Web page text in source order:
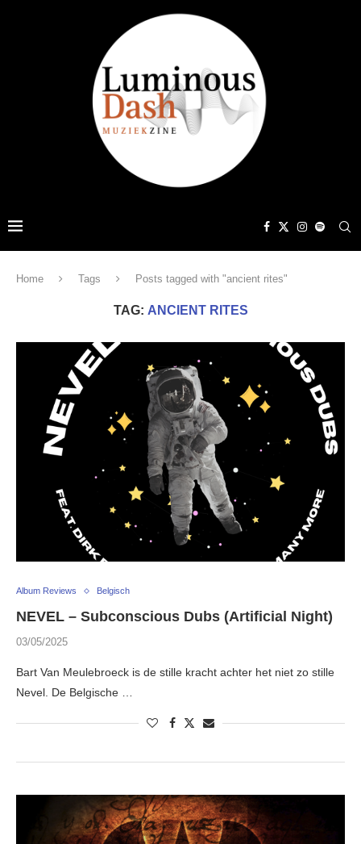
Home Tags Posts tagged with "ancient rites"
TAG: ANCIENT RITES
Album Reviews Belgisch
NEVEL – Subconscious Dubs (Artificial Night)
03/05/2025
Bart Van Meulebroeck is de stille kracht achter het niet zo stille
Nevel. De Belgische …